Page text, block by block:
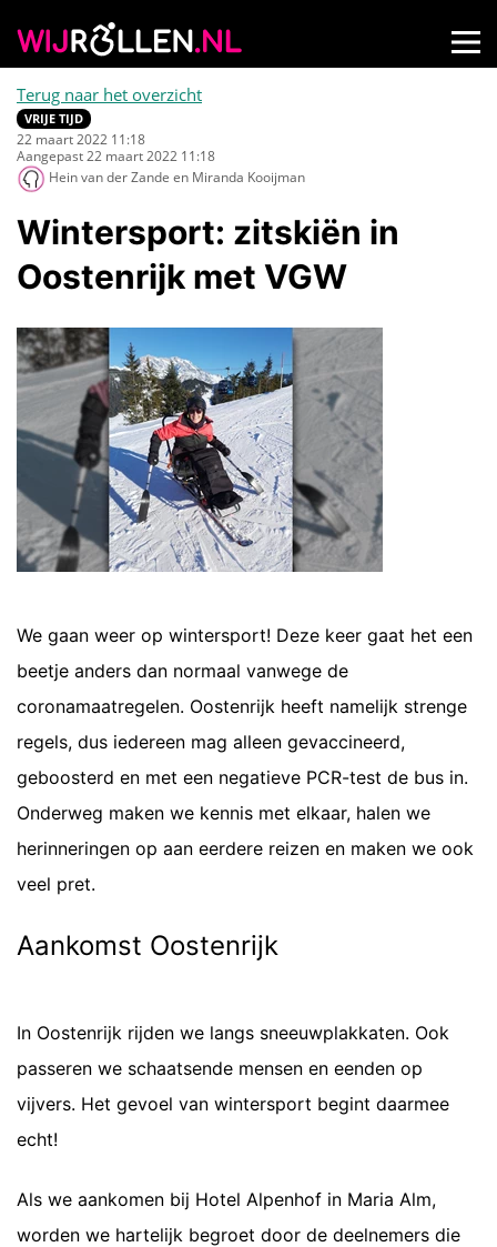
Terug naar het overzicht
VRIJE TIJD
22 maart 2022 11:18
Aangepast 22 maart 2022 11:18
Hein van der Zande en Miranda Kooijman
Wintersport: zitskiën in
Oostenrijk met VGW
We gaan weer op wintersport! Deze keer gaat het een
beetje anders dan normaal vanwege de
coronamaatregelen. Oostenrijk heeft namelijk strenge
regels, dus iedereen mag alleen gevaccineerd,
geboosterd en met een negatieve PCR-test de bus in.
Onderweg maken we kennis met elkaar, halen we
herinneringen op aan eerdere reizen en maken we ook
veel pret.
Aankomst Oostenrijk
In Oostenrijk rijden we langs sneeuwplakkaten. Ook
passeren we schaatsende mensen en eenden op
vijvers. Het gevoel van wintersport begint daarmee
echt!
Als we aankomen bij Hotel Alpenhof in Maria Alm,
worden we hartelijk begroet door de deelnemers die